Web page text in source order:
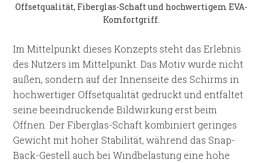
Offsetqualität, Fiberglas-Schaft und hochwertigem EVA-
Komfortgriff.
Im Mittelpunkt dieses Konzepts steht das Erlebnis
des Nutzers im Mittelpunkt. Das Motiv wurde nicht
außen, sondern auf der Innenseite des Schirms in
hochwertiger Offsetqualität gedruckt und entfaltet
seine beeindruckende Bildwirkung erst beim
Öffnen. Der Fiberglas-Schaft kombiniert geringes
Gewicht mit hoher Stabilität, während das Snap-
Back-Gestell auch bei Windbelastung eine hohe